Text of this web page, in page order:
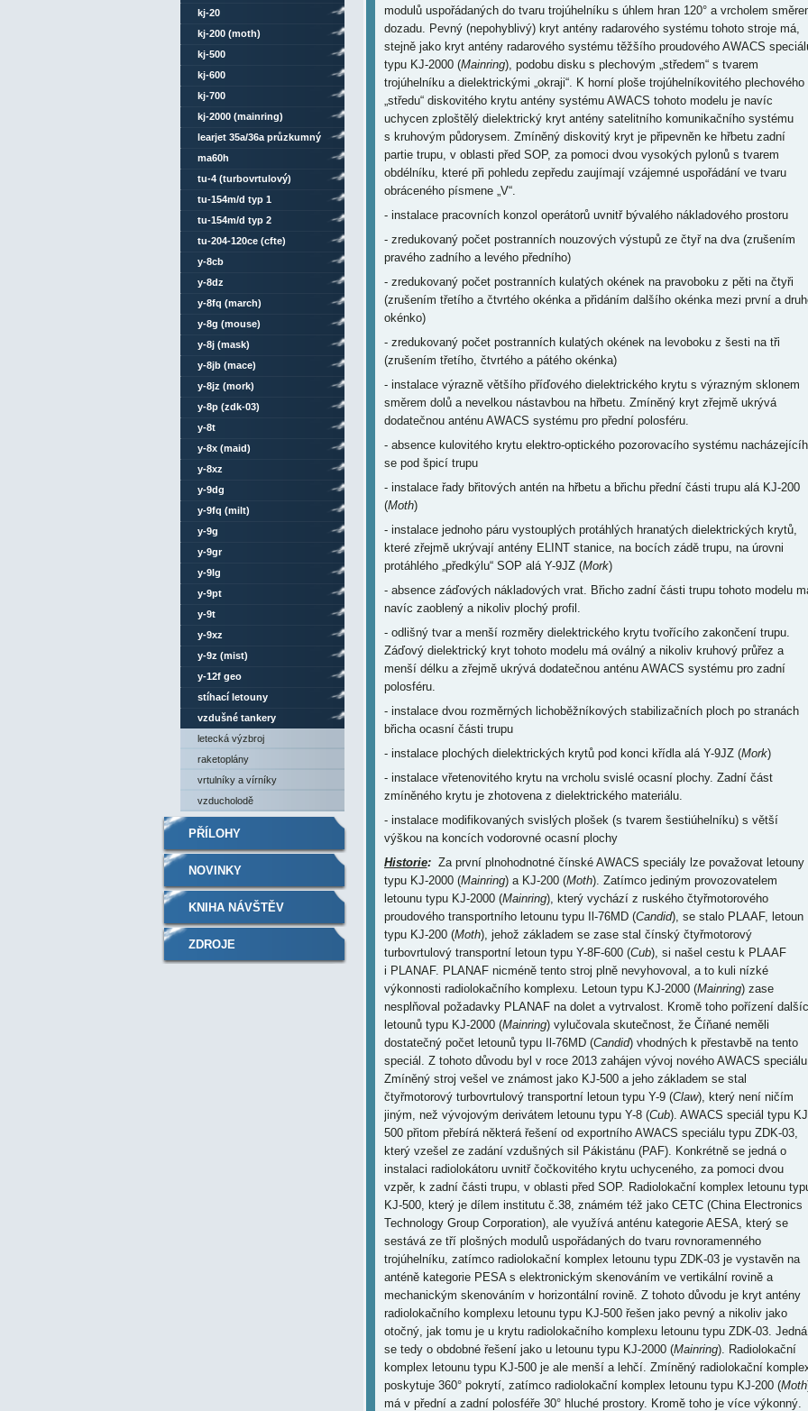
modulů uspořádaných do tvaru trojúhelníku s úhlem hran 120° a vrcholem
dozadu. Pevný (nepohyblivý) kryt antény radarového systému tohoto stroje má,
stejně jako kryt antény radarového systému těžšího proudového AWACS
typu KJ-2000 (Mainring), podobu disku s plechovým „středem“ s tvarem
trojúhelníku a dielektrickými „okraji“. K horní ploše trojúhelníkovitého plechového
„středu“ diskovitého krytu antény systému AWACS tohoto modelu je navíc
uchycen zploštělý dielektrický kryt antény satelitního komunikačního systému
s kruhovým půdorysem. Zmíněný diskovitý kryt je připevněn ke hřbetu zadní
partie trupu, v oblasti před SOP, za pomoci dvou vysokých pylonů s tvarem
obdélníku, které při pohledu zepředu zaujímají vzájemné uspořádání ve tvaru
obráceného písmene „V“.
- instalace pracovních konzol operátorů uvnitř bývalého nákladového prostoru
- zredukovaný počet postranních nouzových výstupů ze čtyř na dva (zrušením
pravého zadního a levého předního)
- zredukovaný počet postranních kulatých okének na pravoboku z pěti na čtyři
(zrušením třetího a čtvrtého okénka a přidáním dalšího okénka mezi první a
okénko)
- zredukovaný počet postranních kulatých okének na levoboku z šesti na tři
(zrušením třetího, čtvrtého a pátého okénka)
- instalace výrazně většího příďového dielektrického krytu s výrazným sklonem
směrem dolů a nevelkou nástavbou na hřbetu. Zmíněný kryt zřejmě ukrývá
dodatečnou anténu AWACS systému pro přední polosféru.
- absence kulovitého krytu elektro-optického pozorovacího systému
se pod špicí trupu
- instalace řady břitových antén na hřbetu a břichu přední části trupu alá KJ-200
(Moth)
- instalace jednoho páru vystouplých protáhlých hranatých dielektrických krytů,
které zřejmě ukrývají antény ELINT stanice, na bocích zádě trupu, na úrovni
protáhlého „předkýlu“ SOP alá Y-9JZ (Mork)
- absence záďových nákladových vrat. Břicho zadní části trupu tohoto modelu
navíc zaoblený a nikoliv plochý profil.
- odlišný tvar a menší rozměry dielektrického krytu tvořícího zakončení trupu.
Záďový dielektrický kryt tohoto modelu má oválný a nikoliv kruhový průřez a
menší délku a zřejmě ukrývá dodatečnou anténu AWACS systému pro zadní
polosféru.
- instalace dvou rozměrných lichoběžníkových stabilizačních ploch po stranách
břicha ocasní části trupu
- instalace plochých dielektrických krytů pod konci křídla alá Y-9JZ (Mork)
- instalace vřetenovitého krytu na vrcholu svislé ocasní plochy. Zadní část
zmíněného krytu je zhotovena z dielektrického materiálu.
- instalace modifikovaných svislých plošek (s tvarem šestiúhelníku) s větší
výškou na koncích vodorovné ocasní plochy
Historie:Za první plnohodnotné čínské AWACS speciály lze považovat letouny
typu KJ-2000 (Mainring) a KJ-200 (Moth). Zatímco jediným provozovatelem
letounu typu KJ-2000 (Mainring), který vychází z ruského čtyřmotorového
proudového transportního letounu typu Il-76MD (Candid), se stalo PLAAF, letoun
typu KJ-200 (Moth), jehož základem se zase stal čínský čtyřmotorový
turbovrtulový transportní letoun typu Y-8F-600 (Cub), si našel cestu k PLAAF
i PLANAF. PLANAF nicméně tento stroj plně nevyhovoval, a to kuli nízké
výkonnosti radiolokačního komplexu. Letoun typu KJ-2000 (Mainring) zase
nesplňoval požadavky PLANAF na dolet a vytrvalost. Kromě toho pořízení
letounů typu KJ-2000 (Mainring) vylučovala skutečnost, že Číňané neměli
dostatečný počet letounů typu Il-76MD (Candid) vhodných k přestavbě na tento
speciál. Z tohoto důvodu byl v roce 2013 zahájen vývoj nového AWACS
Zmíněný stroj vešel ve známost jako KJ-500 a jeho základem se stal
čtyřmotorový turbovrtulový transportní letoun typu Y-9 (Claw), který není ničím
jiným, než vývojovým derivátem letounu typu Y-8 (Cub). AWACS speciál typu
500 přitom přebírá některá řešení od exportního AWACS speciálu typu ZDK-03,
který vzešel ze zadání vzdušných sil Pákistánu (PAF). Konkrétně se jedná o
instalaci radiolokátoru uvnitř čočkovitého krytu uchyceného, za pomoci dvou
vzpěr, k zadní části trupu, v oblasti před SOP. Radiolokační komplex letounu
KJ-500, který je dílem institutu č.38, známém též jako CETC (China Electronics
Technology Group Corporation), ale využívá anténu kategorie AESA, který se
sestává ze tří plošných modulů uspořádaných do tvaru rovnoramenného
trojúhelníku, zatímco radiolokační komplex letounu typu ZDK-03 je vystavěn na
anténě kategorie PESA s elektronickým skenováním ve vertikální rovině a
mechanickým skenováním v horizontální rovině. Z tohoto důvodu je kryt antény
radiolokačního komplexu letounu typu KJ-500 řešen jako pevný a nikoliv jako
otočný, jak tomu je u krytu radiolokačního komplexu letounu typu ZDK-03. Jedná
se tedy o obdobné řešení jako u letounu typu KJ-2000 (Mainring). Radiolokační
komplex letounu typu KJ-500 je ale menší a lehčí. Zmíněný radiolokační
poskytuje 360° pokrytí, zatímco radiolokační komplex letounu typu KJ-200 (Moth
má v přední a zadní polosféře 30° hluché prostory. Kromě toho je více výkonný.
kj-20
kj-200 (moth)
kj-500
kj-600
kj-700
kj-2000 (mainring)
learjet 35a/36a průzkumný
ma60h
tu-4 (turbovrtulový)
tu-154m/d typ 1
tu-154m/d typ 2
tu-204-120ce (cfte)
y-8cb
y-8dz
y-8fq (march)
y-8g (mouse)
y-8j (mask)
y-8jb (mace)
y-8jz (mork)
y-8p (zdk-03)
y-8t
y-8x (maid)
y-8xz
y-9dg
y-9fq (milt)
y-9g
y-9gr
y-9lg
y-9pt
y-9t
y-9xz
y-9z (mist)
y-12f geo
stíhací letouny
vzdušné tankery
letecká výzbroj
raketoplány
vrtulníky a vírníky
vzducholodě
PŘÍLOHY
NOVINKY
KNIHA NÁVŠTĚV
ZDROJE